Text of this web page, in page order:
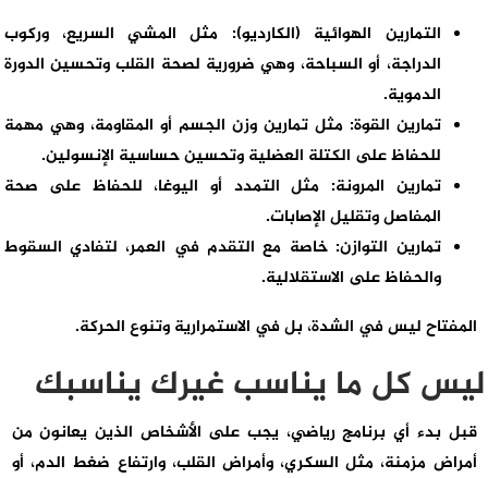
التمارين الهوائية (الكارديو): مثل المشي السريع، وركوب
الدراجة، أو السباحة، وهي ضرورية لصحة القلب وتحسين الدورة
الدموية.
تمارين القوة: مثل تمارين وزن الجسم أو المقاومة، وهي مهمة
للحفاظ على الكتلة العضلية وتحسين حساسية الإنسولين.
تمارين المرونة: مثل التمدد أو اليوغا، للحفاظ على صحة
المفاصل وتقليل الإصابات.
تمارين التوازن: خاصة مع التقدم في العمر، لتفادي السقوط
والحفاظ على الاستقلالية.
المفتاح ليس في الشدة، بل في الاستمرارية وتنوع الحركة.
ليس كل ما يناسب غيرك يناسبك
قبل بدء أي برنامج رياضي، يجب على الأشخاص الذين يعانون من
أمراض مزمنة، مثل السكري، وأمراض القلب، وارتفاع ضغط الدم، أو